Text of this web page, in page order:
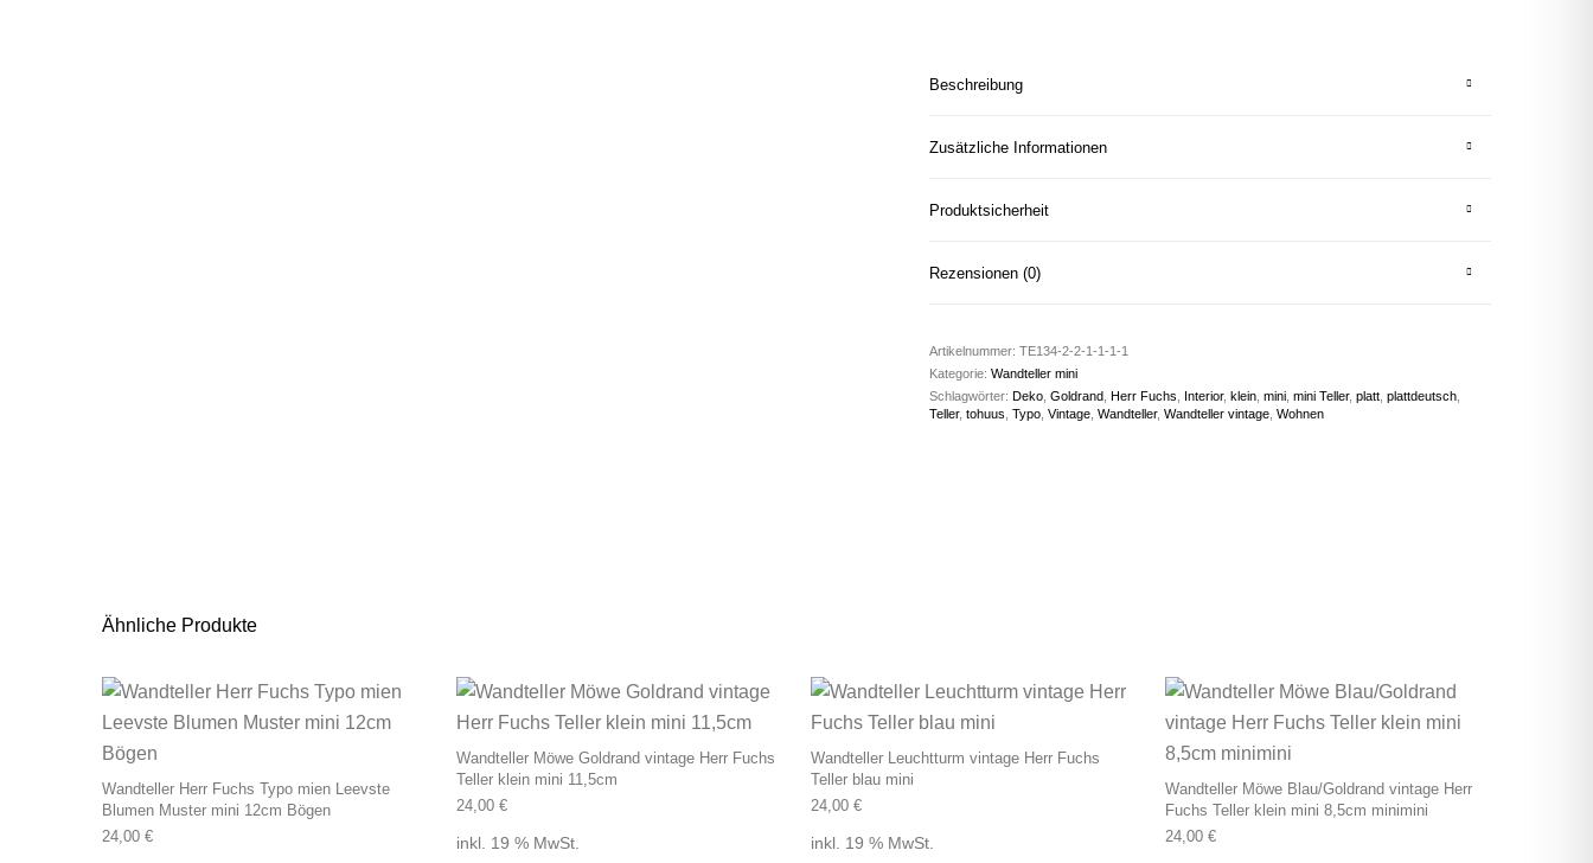
Beschreibung
Zusätzliche Informationen
Produktsicherheit
Rezensionen (0)
Artikelnummer: TE134-2-2-1-1-1-1
Kategorie: Wandteller mini
Schlagwörter: Deko, Goldrand, Herr Fuchs Interior, klein, mini, mini Teller, platt, plattdeutsch,
Teller, tohuus Typo, Vintage, Wandteller, Wandteller vintage, Wohnen
Ähnliche Produkte
Wandteller Herr Fuchs Typo mien Leevste
Blumen Muster mini 12cm Bögen
24,00 €
Wandteller Möwe Goldrand vintage Herr Fuchs
Teller klein mini 11,5cm
24,00 €
inkl. 19 % MwSt.
Wandteller Leuchtturm vintage Herr Fuchs
Teller blau mini
24,00 €
inkl. 19 % MwSt.
Wandteller Möwe Blau/Goldrand vintage Herr
Fuchs Teller klein mini 8,5cm minimini
24,00 €